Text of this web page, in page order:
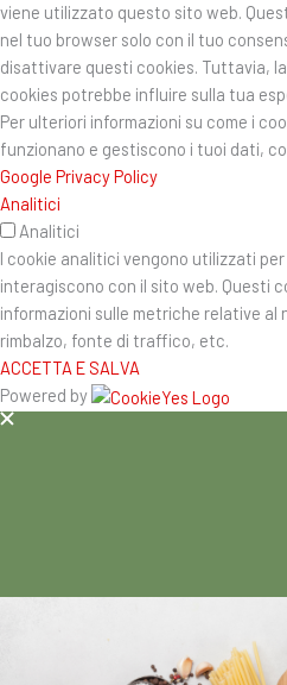
viene utilizzato questo sito web.
nel tuo browser solo con il tuo
disattivare questi cookies. Tuttavia,
cookies potrebbe influire sulla tua
Per ulteriori informazioni su come i
funzionano e gestiscono i tuoi dati,
Google Privacy Policy
Analitici
Analitici
I cookie analitici vengono utilizzati
interagiscono con il sito web. Questi
informazioni sulle metriche relative
rimbalzo, fonte di traffico, etc.
ACCETTA E SALVA
Powered by